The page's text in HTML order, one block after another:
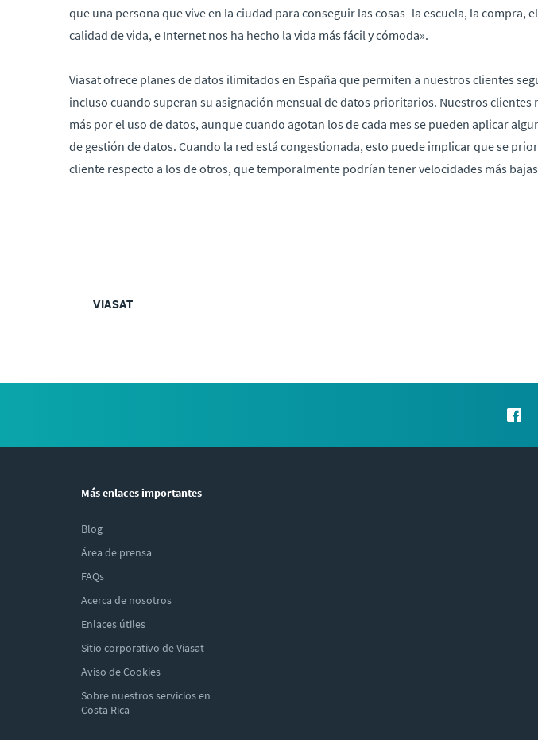
que una persona que vive en la ciudad para conseguir las cosas -la escuela, la compra,
calidad de vida, e Internet nos ha hecho la vida más fácil y cómoda».
Viasat ofrece planes de datos ilimitados en España que permiten a nuestros clientes
incluso cuando superan su asignación mensual de datos prioritarios. Nuestros clientes
más por el uso de datos, aunque cuando agotan los de cada mes se pueden aplicar
de gestión de datos. Cuando la red está congestionada, esto puede implicar que se
cliente respecto a los de otros, que temporalmente podrían tener velocidades más
VIASAT
Más enlaces importantes
Blog
Área de prensa
FAQs
Acerca de nosotros
Enlaces útiles
Sitio corporativo de Viasat
Aviso de Cookies
Sobre nuestros servicios en
Costa Rica